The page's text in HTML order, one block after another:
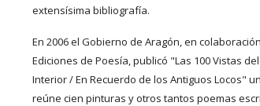
extensísima bibliografía.
En 2006 el Gobierno de Aragón, en
Ediciones de Poesía, publicó "Las 100 Vistas
Interior / En Recuerdo de los Antiguos Locos"
reúne cien pinturas y otros tantos poemas